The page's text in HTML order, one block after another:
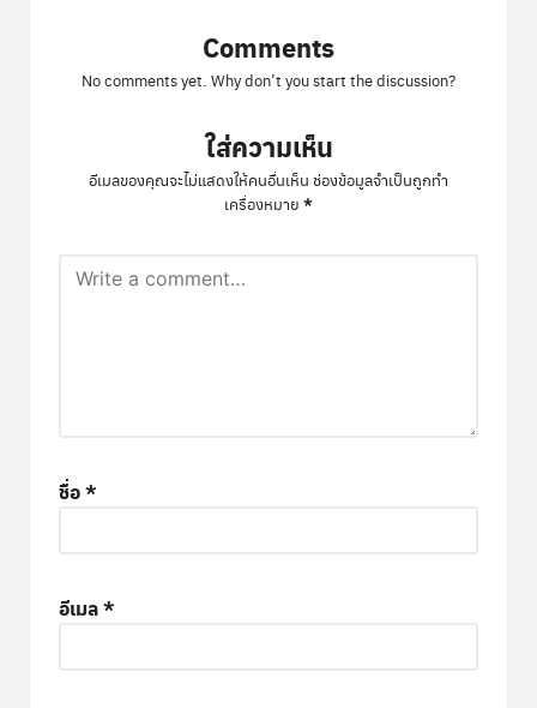
Comments
No comments yet. Why don’t you start the discussion?
ใส่ความเห็น
อีเมลของคุณจะไม่แสดงให้คนอื่นเห็น ช่องข้อมูลจำเป็นถูกทำ
เครื่องหมาย *
ชื่อ*
อีเมล*